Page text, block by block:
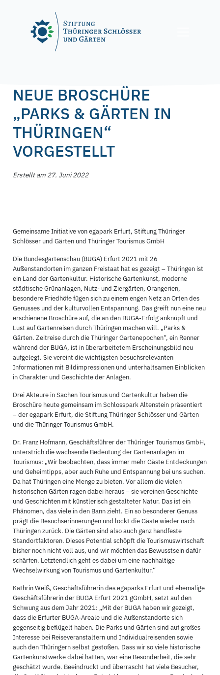
NEUE BROSCHÜRE
„PARKS & GÄRTEN IN
THÜRINGEN“
VORGESTELLT
Erstellt am 27. Juni 2022
Gemeinsame Initiative von egapark Erfurt, Stiftung Thüringer
Schlösser und Gärten und Thüringer Tourismus GmbH
Die Bundesgartenschau (BUGA) Erfurt 2021 mit 26
Außenstandorten im ganzen Freistaat hat es gezeigt – Thüringen ist
ein Land der Gartenkultur. Historische Gartenkunst, moderne
städtische Grünanlagen, Nutz- und Ziergärten, Orangerien,
besondere Friedhöfe fügen sich zu einem engen Netz an Orten des
Genusses und der kulturvollen Entspannung. Das greift nun eine neu
erschienene Broschüre auf, die an den BUGA-Erfolg anknüpft und
Lust auf Gartenreisen durch Thüringen machen will. „Parks &
Gärten. Zeitreise durch die Thüringer Gartenepochen“, ein Renner
während der BUGA, ist in überarbeitetem Erscheinungsbild neu
aufgelegt. Sie vereint die wichtigsten besuchsrelevanten
Informationen mit Bildimpressionen und unterhaltsamen Einblicken
in Charakter und Geschichte der Anlagen.
Drei Akteure in Sachen Tourismus und Gartenkultur haben die
Broschüre heute gemeinsam im Schlosspark Altenstein präsentiert
– der egapark Erfurt, die Stiftung Thüringer Schlösser und Gärten
und die Thüringer Tourismus GmbH.
Dr. Franz Hofmann, Geschäftsführer der Thüringer Tourismus GmbH,
unterstrich die wachsende Bedeutung der Gartenanlagen im
Tourismus: „Wir beobachten, dass immer mehr Gäste Entdeckungen
und Geheimtipps, aber auch Ruhe und Entspannung bei uns suchen.
Da hat Thüringen eine Menge zu bieten. Vor allem die vielen
historischen Gärten ragen dabei heraus – sie vereinen Geschichte
und Geschichten mit künstlerisch gestalteter Natur. Das ist ein
Phänomen, das viele in den Bann zieht. Ein so besonderer Genuss
prägt die Besuchserinnerungen und lockt die Gäste wieder nach
Thüringen zurück. Die Gärten sind also auch ganz handfeste
Standortfaktoren. Dieses Potential schöpft die Tourismuswirtschaft
bisher noch nicht voll aus, und wir möchten das Bewusstsein dafür
schärfen. Letztendlich geht es dabei um eine nachhaltige
Wechselwirkung von Tourismus und Gartenkultur.“
Kathrin Weiß, Geschäftsführerin des egaparks Erfurt und ehemalige
Geschäftsführerin der BUGA Erfurt 2021 gGmbH, setzt auf den
Schwung aus dem Jahr 2021: „Mit der BUGA haben wir gezeigt,
dass die Erfurter BUGA-Areale und die Außenstandorte sich
gegenseitig beflügelt haben. Die Parks und Gärten sind auf großes
Interesse bei Reiseveranstaltern und Individualreisenden sowie
auch den Thüringern selbst gestoßen. Dass wir so viele historische
Gartenkunstwerke dabei hatten, war eine Besonderheit, die sehr
geschätzt wurde. Beeindruckt und überrascht hat viele Besucher,